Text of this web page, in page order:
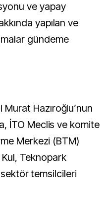
ve yapay
yapılan ve
gündeme
Hazıroğlu’nun
İTO Meclis ve komite
Merkezi (BTM)
Teknopark
temsilcileri